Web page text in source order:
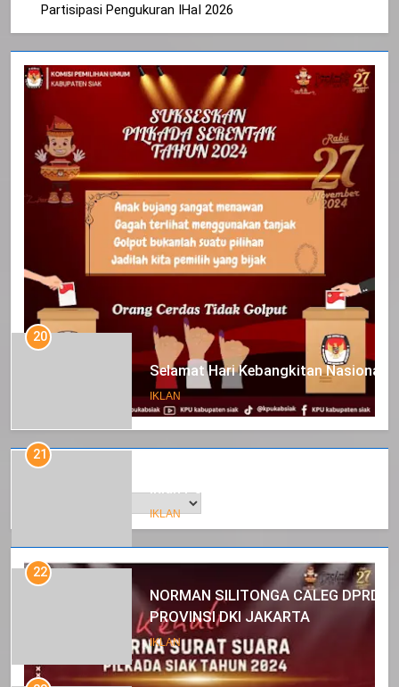
Partisipasi Pengukuran IHaI 2026
Arsip
20
Selamat Hari Kebangkitan Nasional
IKLAN
21
Iklan Pemerintah Kabupaten Siak
IKLAN
22
NORMAN SILITONGA CALEG DPRD
PROVINSI DKI JAKARTA
IKLAN